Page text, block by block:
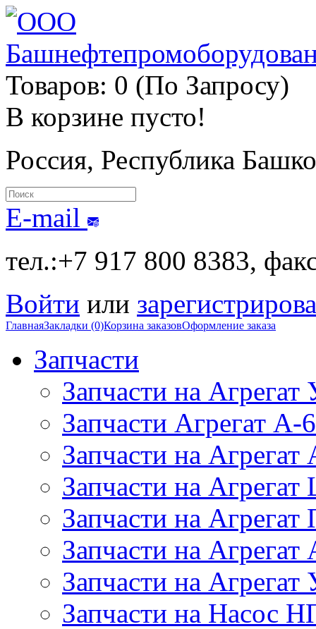
Товаров: 0 (По Запросу)
В корзине пусто!
Россия, Республика
E-mail
тел.:+7 917 800 8383,
Войти или
ГлавнаяЗакладки (0)Корзина заказовОформление заказа
Запчасти
Запчасти на
Запчасти Агрегат А-
Запчасти на
Запчасти на
Запчасти на
Запчасти на
Запчасти на
Запчасти на Насос